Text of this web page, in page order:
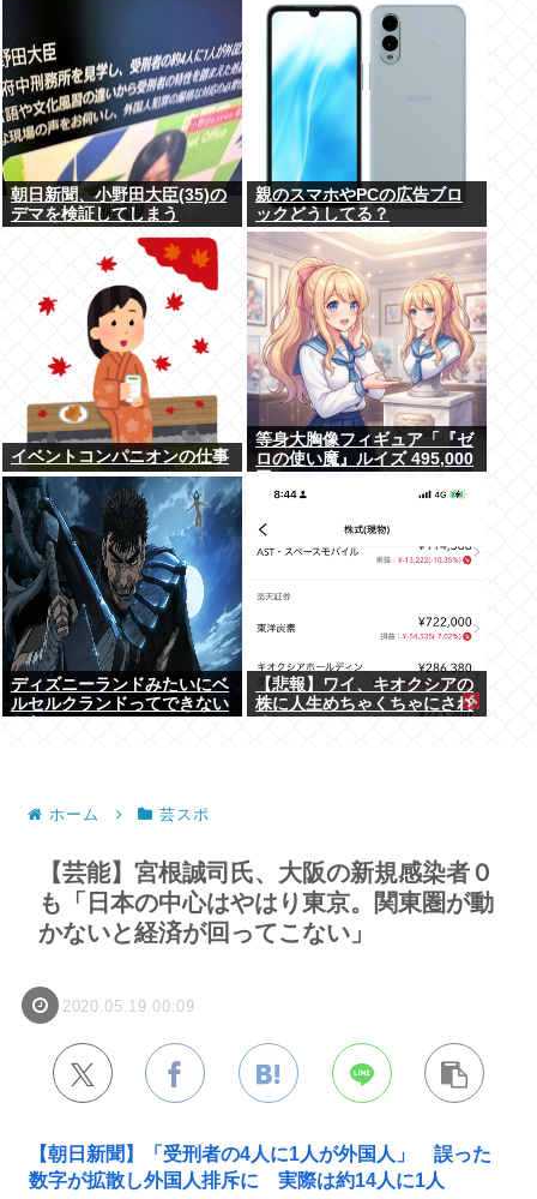
朝日新聞、小野田大臣(35)の
デマを検証してしまう
親のスマホやPCの広告ブロ
ックどうしてる？
イベントコンパニオンの仕事
等身大胸像フィギュア「『ゼ
ロの使い魔』ルイズ 495,000
ディズニーランドみたいにベ
ルセルクランドってできない
【悲報】ワイ、キオクシアの
株に人生めちゃくちゃにされ
ホーム 芸スポ
【芸能】宮根誠司氏、大阪の新規感染者０
も「日本の中心はやはり東京。関東圏が動
かないと経済が回ってこない」
2020.05.19 00:09
【朝日新聞】「受刑者の4人に1人が外国人」 誤った
数字が拡散し外国人排斥に 実際は約14人に1人